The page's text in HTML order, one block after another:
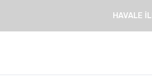
HAVALE